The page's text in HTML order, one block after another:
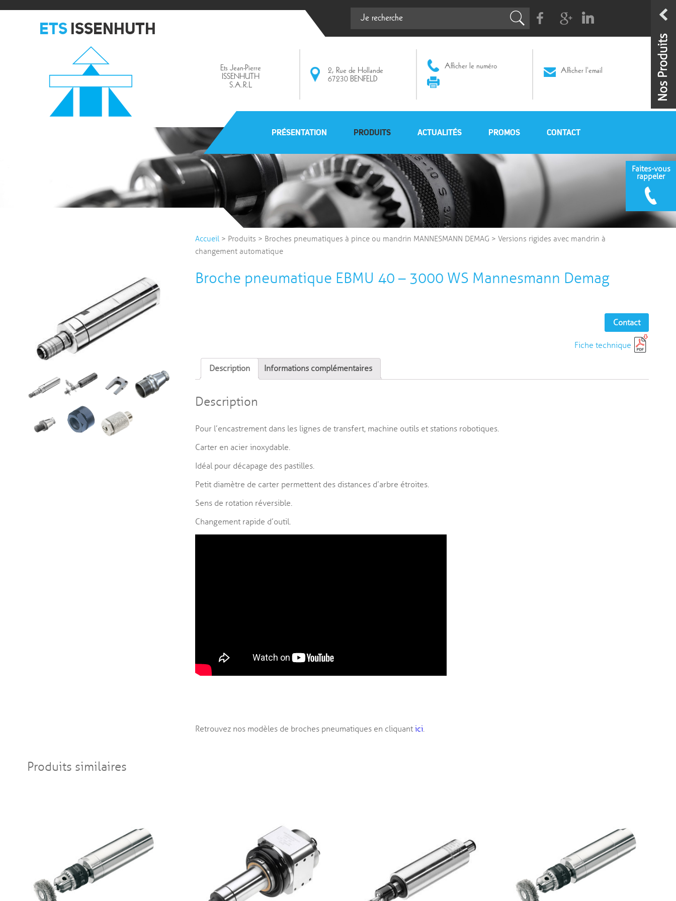
ETS ISSENHUTH Facebook
G+ Linkedin
Ets Jean-Pierre
ISSENHUTH
S.A.R.L
2, Rue de Hollande
67230 BENFELD
Afficher le numéro
Afficher l'email
PRÉSENTATION PRODUITS ACTUALITÉS PROMOS CONTACT
Accueil> Produits > Broches pneumatiques à pince ou mandrin MANNESMANN DEMAG > Versions rigides avec mandrin à
changement automatique
Broche pneumatique EBMU 40 – 3000 WS Mannesmann Demag
Contact
Fiche technique
Faites-vous
rappeler
Description Informations complémentaires
Description
Pour l’encastrement dans les lignes de transfert, machine outils et stations robotiques.
Carter en acier inoxydable.
Idéal pour décapage des pastilles.
Petit diamètre de carter permettent des distances d’arbre étroites.
Sens de rotation réversible.
Changement rapide d’outil.
Retrouvez nos modèles de broches pneumatiques en cliquant ici.
Produits similaires